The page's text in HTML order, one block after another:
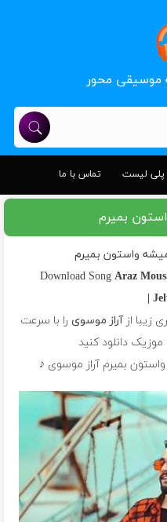
موسیقی محور
پلی لیست تماس با ما
بمیرم
واستون بمیرم
Araz
زیبا ازآراز موسوی را با سرعت
موزیک دانلود کنید
بمیرم آراز موسوی ♪